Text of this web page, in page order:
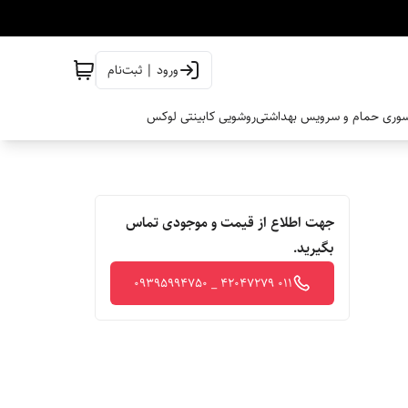
ورود | ثبت‌نام
حمام و سرویس بهداشتیروشویی کابینتی لوکس
جهت اطلاع از قیمت و موجودی تماس
بگیرید.
011 42047279 _ 09395994750